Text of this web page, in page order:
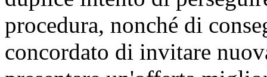
procedura, nonché di
concordato di invitare